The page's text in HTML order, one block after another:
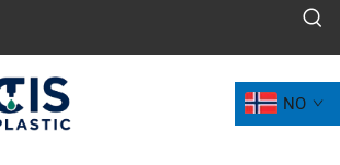
NO